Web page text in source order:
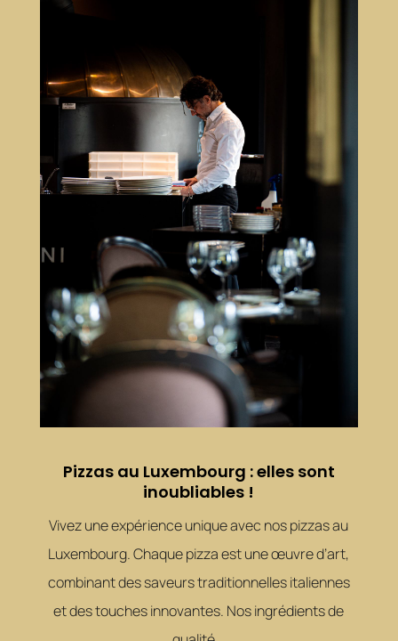
Pizzas au Luxembourg : elles sont
inoubliables !
Vivez une expérience unique avec nos pizzas au
Luxembourg. Chaque pizza est une œuvre d’art,
combinant des saveurs traditionnelles italiennes
et des touches innovantes. Nos ingrédients de